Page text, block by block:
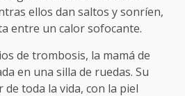
ellos dan saltos y sonríen,
entre un calor sofocante.
de trombosis, la mamá de
en una silla de ruedas. Su
de toda la vida, con la piel